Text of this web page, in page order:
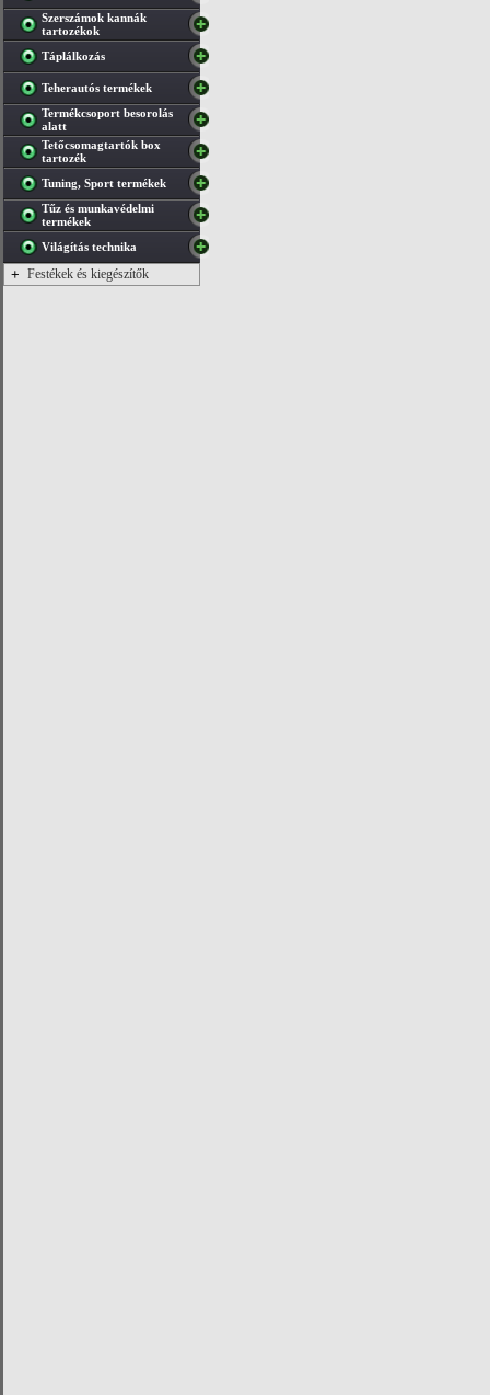
Szerszámok kannák
tartozékok
Táplálkozás
Teherautós termékek
Termékcsoport besorolás
alatt
Tetőcsomagtartók box
tartozék
Tuning, Sport termékek
Tűz és munkavédelmi
termékek
Világítás technika
+ Festékek és kiegészítők